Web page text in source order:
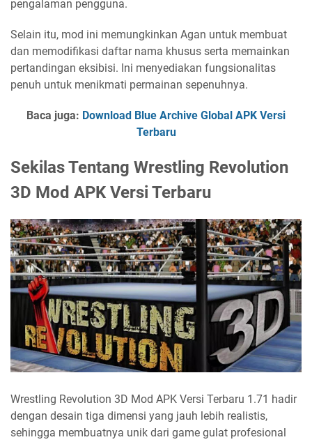
pengalaman pengguna.
Selain itu, mod ini memungkinkan Agan untuk membuat
dan memodifikasi daftar nama khusus serta memainkan
pertandingan eksibisi. Ini menyediakan fungsionalitas
penuh untuk menikmati permainan sepenuhnya.
Baca juga: Download Blue Archive Global APK Versi
Terbaru
Sekilas Tentang Wrestling Revolution
3D Mod APK Versi Terbaru
Wrestling Revolution 3D Mod APK Versi Terbaru 1.71 hadir
dengan desain tiga dimensi yang jauh lebih realistis,
sehingga membuatnya unik dari game gulat profesional